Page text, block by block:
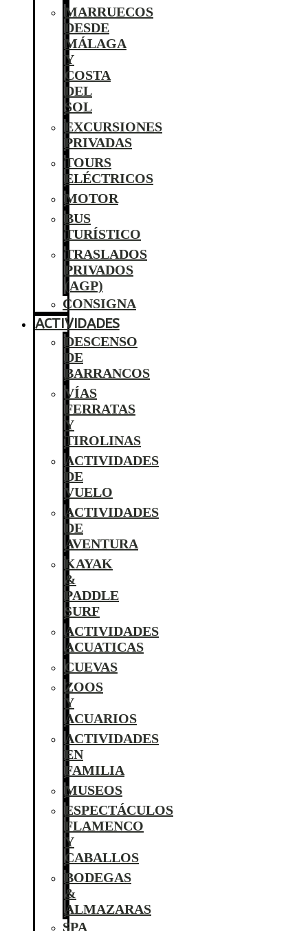
MARRUECOS
DESDE
MÁLAGA
Y
COSTA
DEL
SOL
EXCURSIONES
PRIVADAS
TOURS
ELÉCTRICOS
MOTOR
BUS
TURÍSTICO
TRASLADOS
PRIVADOS
(AGP)
CONSIGNA
ACTIVIDADES
DESCENSO
DE
BARRANCOS
VÍAS
FERRATAS
Y
TIROLINAS
ACTIVIDADES
DE
VUELO
ACTIVIDADES
DE
AVENTURA
KAYAK
&
PADDLE
SURF
ACTIVIDADES
ACUATICAS
CUEVAS
ZOOS
Y
ACUARIOS
ACTIVIDADES
EN
FAMILIA
MUSEOS
ESPECTÁCULOS
FLAMENCO
Y
CABALLOS
BODEGAS
&
ALMAZARAS
SPA